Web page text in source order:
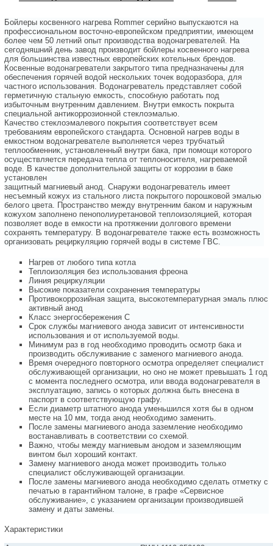
Бойлеры косвенного нагрева Rommer серийно выпускаются на
профессиональном восточно-европейском предприятии, имеющем
более чем 50 летний опыт производства водонагревателей. На
сегодняшний день завод производит бойлеры косвенного нагрева
для большинства известных европейских котельных брендов.
Косвенные водонагреватели закрытого типа предназначены для
обеспечения горячей водой нескольких точек водоразбора, для
частного использования. Водонагреватель представляет собой
герметичную стальную емкость, способную работать под
избыточным внутренним давлением. Внутри емкость покрыта
специальной антикоррозионной стеклоэмалью.
Качество стеклоэмалевого покрытия соответствует всем
требованиям европейского стандарта. Основной нагрев воды в
емкостном водонагревателе выполняется через трубчатый
теплообменник, установленный внутри бака, при помощи которого
осуществляется передача тепла от теплоносителя, нагреваемой
воде. В качестве дополнительной защиты от коррозии в баке
установлен
защитный магниевый анод. Снаружи водонагреватель имеет
несъемный кожух из стального листа покрытого порошковой эмалью
белого цвета. Пространство между внутренним баком и наружным
кожухом заполнено пенополиуретановой теплоизоляцией, которая
позволяет воде в емкости на протяжении долгового времени
сохранять температуру. В водонагревателе также есть возможность
организовать рециркуляцию горячей воды в системе ГВС.
Нагрев от любого типа котла
Теплоизоляция без использования фреона
Линия рециркуляции
Высокие показатели сохранения температуры
Противокоррозийная защита, высокотемпературная эмаль плюс
активный анод
Класс энергосбережения C
Срок службы магниевого анода зависит от интенсивности
использования и от используемой воды.
Минимум раз в год необходимо проводить осмотр бака и
производить обслуживание с заменого магниевого анода.
Время очередного повторного осмотра определяет специалист
обслуживающей организации, но оно не может превышать 1 год
с момента последнего осмотра, или ввода водонагревателя в
эксплуатацию, запись о которых должна быть внесена в
паспорт в соответствующую графу.
Если диаметр штатного анода уменьшился хотя бы в одном
месте на 10 мм, тогда анод необходимо заменить.
После замены магниевого анода заземление необходимо
востанавливать в соответствии со схемой.
Важно, чтобы между магниевым анодом и заземляющим
винтом был хороший контакт.
Замену магниевого анода может производить только
специалист обслуживающей организации.
После замены магниевого анода необходимо сделать отметку с
печатью в гарантийном талоне, в графе «Сервисное
обслуживание», с указанием организации производившей
замену и даты замены.
Характеристики